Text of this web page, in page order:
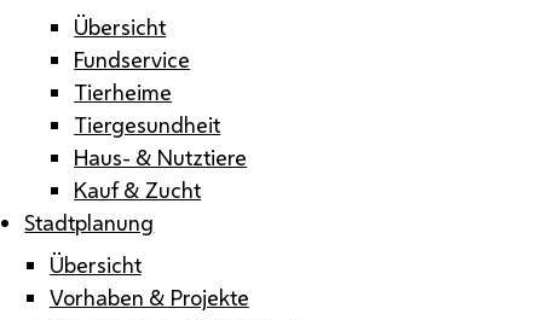
Übersicht
Fundservice
Tierheime
Tiergesundheit
Haus- & Nutztiere
Kauf & Zucht
Stadtplanung
Übersicht
Vorhaben & Projekte